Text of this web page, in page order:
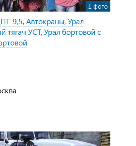
1 фото
9,5, Автокраны, Урал
тягач УСТ, Урал бортовой с